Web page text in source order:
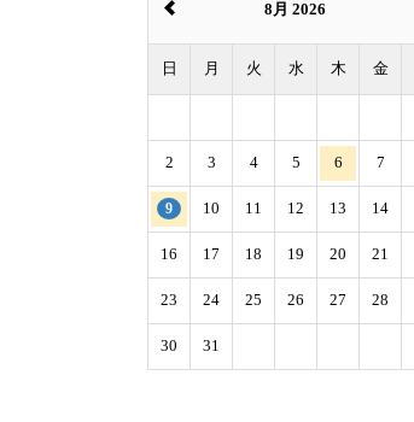
8月 2026
日 月 火 水 木 金
2 3 4 5 6 7
9 10 11 12 13 14
16 17 18 19 20 21
23 24 25 26 27 28
30 31